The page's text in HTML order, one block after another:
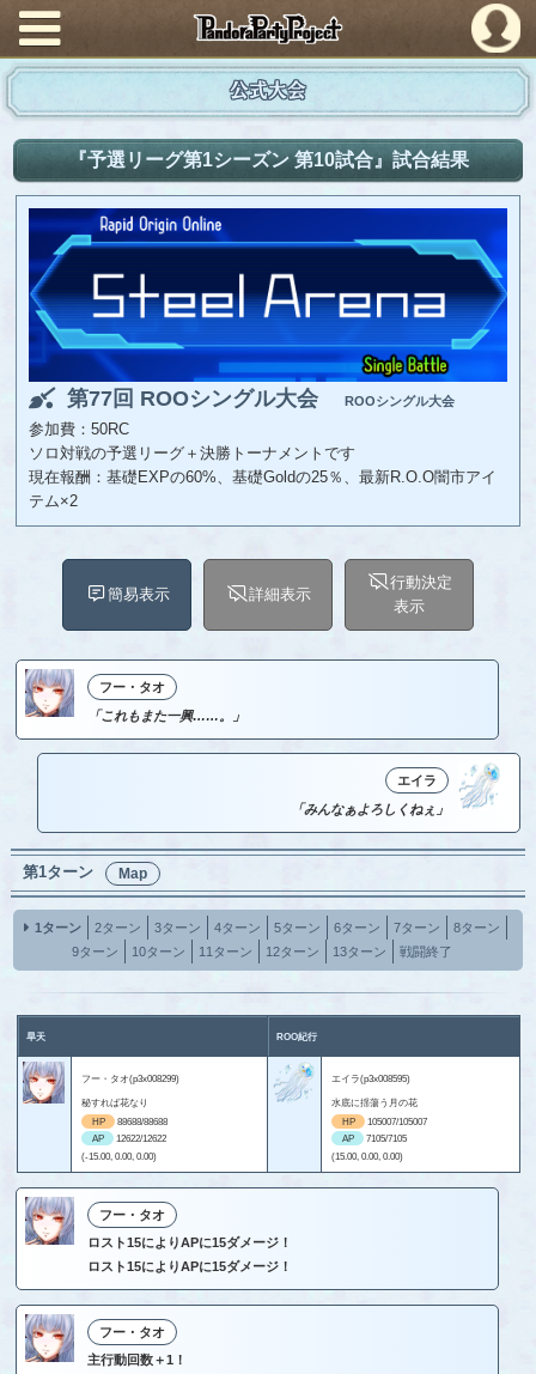
PandoraPartyProject
公式大会
『予選リーグ第1シーズン 第10試合』試合結果
第77回 ROOシングル大会 ROOシングル大会
参加費：50RC
ソロ対戦の予選リーグ＋決勝トーナメントです
現在報酬：基礎EXPの60%、基礎Goldの25％、最新R.O.O闇市アイ
テム×2
簡易表示 詳細表示
行動決定
表示
フー・タオ
「これもまた一興……。」
エイラ
「みんなぁよろしくねぇ」
第1ターン Map
1ターン 2ターン 3ターン 4ターン 5ターン 6ターン 7ターン
8ターン
9ターン
10ターン 11ターン 12ターン 13ターン 戦闘終了
旱天 ROO紀行
フー・タオ(p3x008299)
秘すれば花なり
HP
88688/88688
AP
12622/12622
(-15.00, 0.00, 0.00)
エイラ(p3x008595)
水底に揺蕩う月の花
HP
105007/105007
AP
7105/7105
(15.00, 0.00, 0.00)
フー・タオ
ロスト15によりAPに15ダメージ！
ロスト15によりAPに15ダメージ！
フー・タオ
主行動回数＋1！